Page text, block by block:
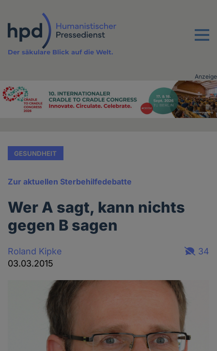
Inhalt
Menu
Der säkulare Blick auf die Welt.
Advertising
Anzeige
GESUNDHEIT
Zur aktuellen Sterbehilfedebatte
Wer A sagt, kann nichts
gegen B sagen
Roland Kipke
03.03.2015
34